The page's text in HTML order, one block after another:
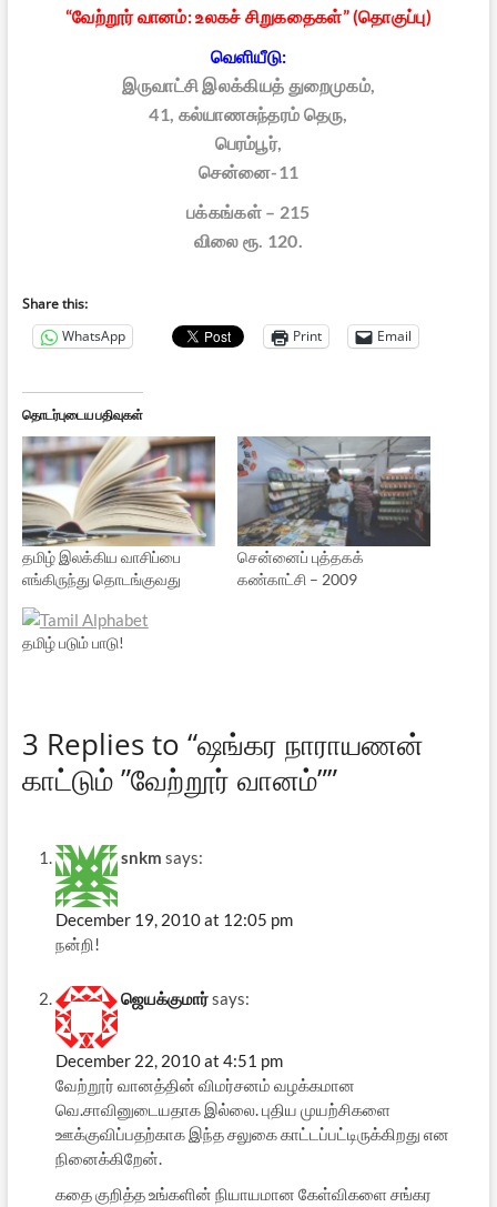
“வேற்றூர் வானம்: உலகச் சிறுகதைகள்” (தொகுப்பு)
வெளியீடு:
இருவாட்சி இலக்கியத் துறைமுகம்,
41, கல்யாணசுந்தரம் தெரு,
பெரம்பூர்,
சென்னை-11
பக்கங்கள் – 215
விலை ரூ. 120.
Share this:
WhatsApp
Print Email
தொடர்புடைய பதிவுகள்
தமிழ் இலக்கிய வாசிப்பை
எங்கிருந்து தொடங்குவது
சென்னைப் புத்தகக்
கண்காட்சி – 2009
தமிழ் படும் பாடு!
3 Replies to “ஷங்கர நாராயணன்
காட்டும் ”வேற்றூர் வானம்””
snkm says:
December 19, 2010 at 12:05 pm
நன்றி!
ஜெயக்குமார்says:
December 22, 2010 at 4:51 pm
வேற்றூர் வானத்தின் விமர்சனம் வழக்கமான
வெ.சாவினுடையதாக இல்லை. புதிய முயற்சிகளை
ஊக்குவிப்பதற்காக இந்த சலுகை காட்டப்பட்டிருக்கிறது என
நினைக்கிறேன்.
கதை குறித்த உங்களின் நியாயமான கேள்விகளை சங்கர